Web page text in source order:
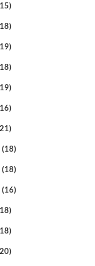
(18)
(18)
(16)